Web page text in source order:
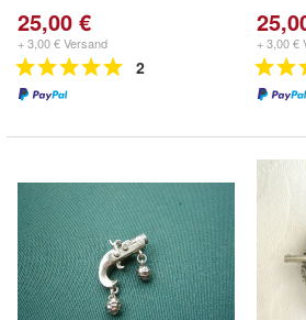
25,00 €
+ 3,00 € Versand
2
+ 3,00 €